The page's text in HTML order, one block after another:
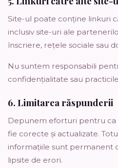
Site-ul poate conține linkuri
inclusiv site-uri ale
înscriere, rețele sociale sau
Nu suntem responsabili
confidențialitate sau
6. Limitarea răspunderii
Depunem eforturi pentru ca
fie corecte și actualizate.
informațiile sunt permanent
lipsite de erori.